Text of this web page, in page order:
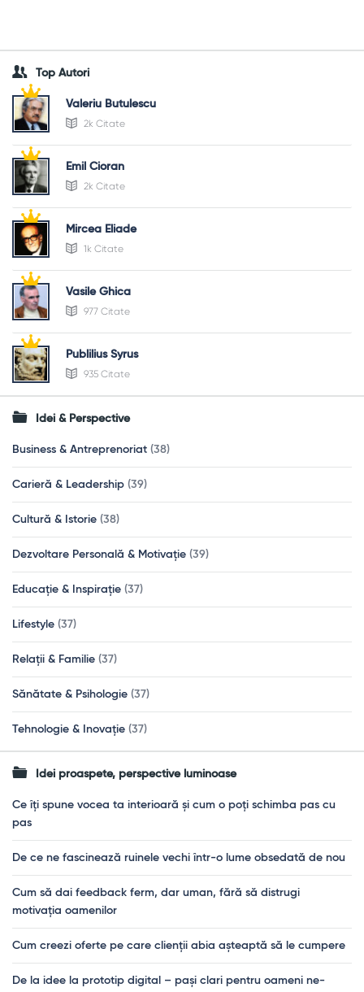
Top Autori
Valeriu Butulescu
2k Citate
Emil Cioran
2k Citate
Mircea Eliade
1k Citate
Vasile Ghica
977 Citate
Publilius Syrus
935 Citate
Idei & Perspective
Business & Antreprenoriat (38)
Carieră & Leadership (39)
Cultură & Istorie (38)
Dezvoltare Personală & Motivație (39)
Educație & Inspirație (37)
Lifestyle (37)
Relații & Familie (37)
Sănătate & Psihologie (37)
Tehnologie & Inovație (37)
Idei proaspete, perspective luminoase
Ce îți spune vocea ta interioară și cum o poți schimba pas cu
pas
De ce ne fascinează ruinele vechi într-o lume obsedată de nou
Cum să dai feedback ferm, dar uman, fără să distrugi
motivația oamenilor
Cum creezi oferte pe care clienții abia așteaptă să le cumpere
De la idee la prototip digital – pași clari pentru oameni ne-